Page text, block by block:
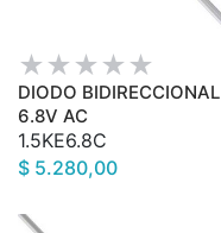
DIODO BIDIRECCIONAL
6.8V AC
1.5KE6.8C
$ 5.280,00